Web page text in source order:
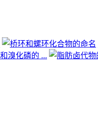
溴化磷的 ...